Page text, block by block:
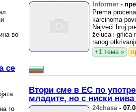
во
се
го
Informer-
Prema
karcinoma
Najveći broj
želuca i grlića
ranog
+1 тема »
Втори сме в ЕС по
младите, но с ниски
24chasa-